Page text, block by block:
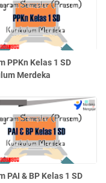
PPKn Kelas 1 SD
Merdeka
PAI & BP Kelas 1 SD